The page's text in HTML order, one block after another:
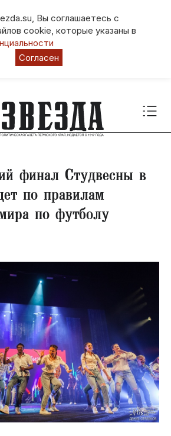
Вы соглашаетесь с
cookie, которые указаны в
Согласен
РФ
краефинал Студвесны в
по правилам
по футболу